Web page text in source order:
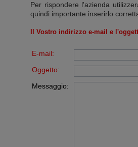
Per rispondere l'azienda
quindi importante inserirlo
Il Vostro indirizzo e-mail e
E-mail:
Oggetto:
Messaggio: